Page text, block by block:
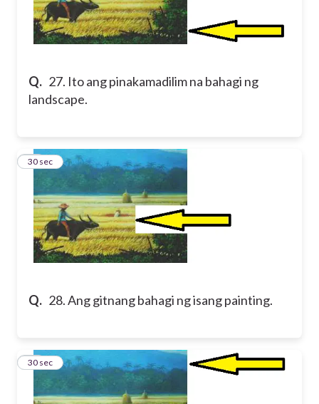
Q. 27. Ito ang pinakamadilim na bahagi ng
landscape.
Q. 28. Ang gitnang bahagi ng isang painting.
28
30 sec
29
30 sec